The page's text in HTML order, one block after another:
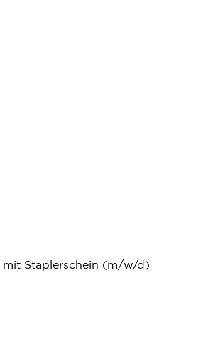
mit Staplerschein (m/w/d)